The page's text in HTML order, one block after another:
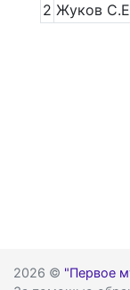
2 Жуков
2026 © "Первое